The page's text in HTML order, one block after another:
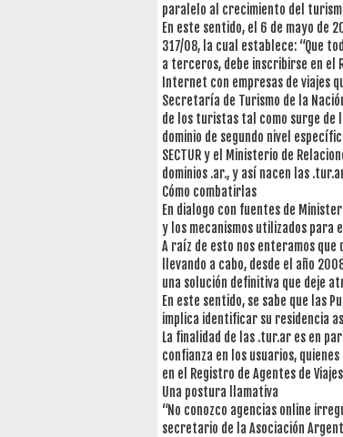
paralelo al crecimiento del
En este sentido, el 6 de mayo de
317/08, la cual establece: “Que
a terceros, debe inscribirse en el
Internet con empresas de viajes
Secretaría de Turismo de la
de los turistas tal como surge de
dominio de segundo nivel
SECTUR y el Ministerio de
dominios .ar., y así nacen las
Cómo combatirlas
En dialogo con fuentes de
y los mecanismos utilizados para
A raíz de esto nos enteramos que
llevando a cabo, desde el año
una solución definitiva que deje
En este sentido, se sabe que las
implica identificar su residencia
La finalidad de las .tur.ar es en
confianza en los usuarios,
en el Registro de Agentes de
Una postura llamativa
“No conozco agencias online
secretario de la Asociación